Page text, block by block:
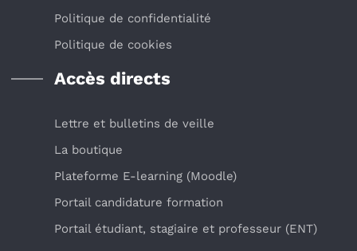
Politique de confidentialité
Politique de cookies
Accès directs
Lettre et bulletins de veille
La boutique
Plateforme E-learning (Moodle)
Portail candidature formation
Portail étudiant, stagiaire et professeur (ENT)